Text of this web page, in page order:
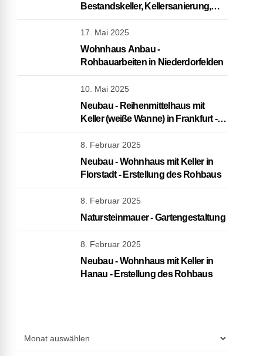
Bestandskeller, Kellersanierung,
Rohbauarbeiten in Frankfurt
17. Mai 2025
Wohnhaus Anbau -
Rohbauarbeiten in Niederdorfelden
10. Mai 2025
Neubau - Reihenmittelhaus mit
Keller (weiße Wanne) in Frankfurt -
schlüsselfertig
8. Februar 2025
Neubau - Wohnhaus mit Keller in
Florstadt - Erstellung des Rohbaus
8. Februar 2025
Natursteinmauer - Gartengestaltung
8. Februar 2025
Neubau - Wohnhaus mit Keller in
Hanau - Erstellung des Rohbaus